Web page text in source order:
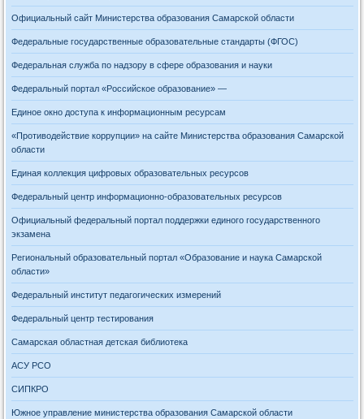
Официальный сайт Министерства образования Самарской области
Федеральные государственные образовательные стандарты (ФГОС)
Федеральная служба по надзору в сфере образования и науки
Федеральный портал «Российское образование» —
Единое окно доступа к информационным ресурсам
«Противодействие коррупции» на сайте Министерства образования Самарской
области
Единая коллекция цифровых образовательных ресурсов
Федеральный центр информационно-образовательных ресурсов
Официальный федеральный портал поддержки единого государственного
экзамена
Региональный образовательный портал «Образование и наука Самарской
области»
Федеральный институт педагогических измерений
Федеральный центр тестирования
Самарская областная детская библиотека
АСУ РСО
СИПКРО
Южное управление министерства образования Самарской области